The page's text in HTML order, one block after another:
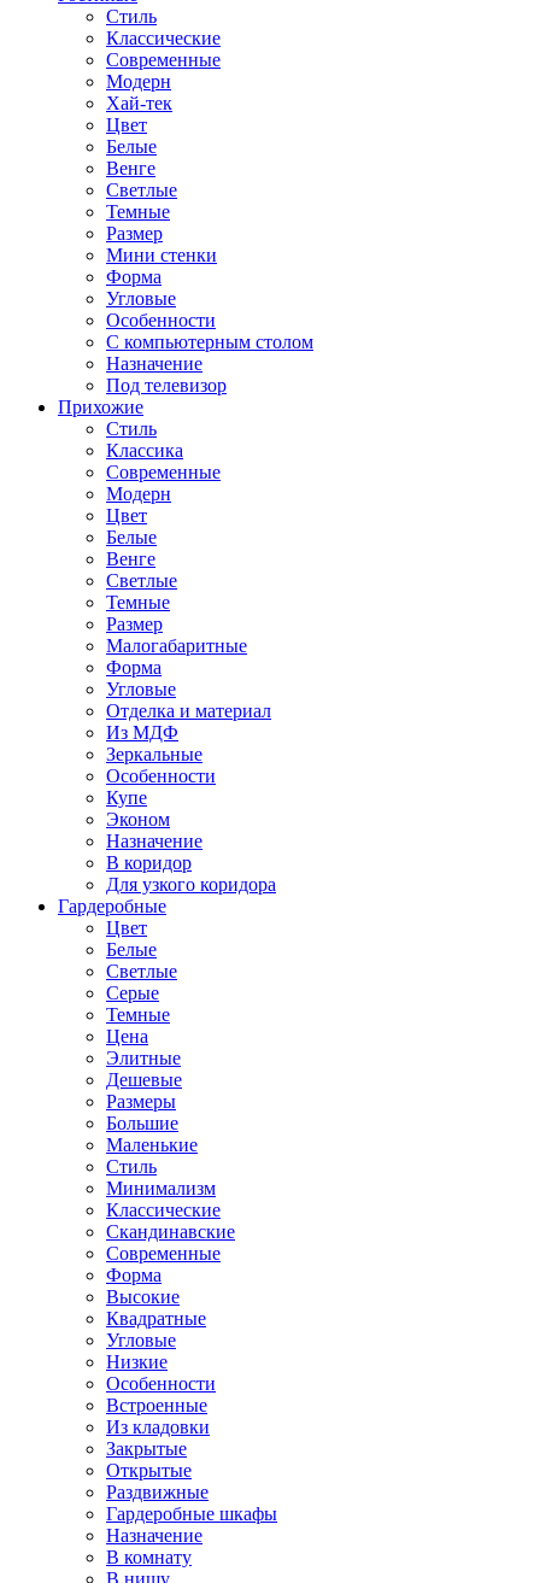
Стиль
Классические
Современные
Модерн
Хай-тек
Цвет
Белые
Венге
Светлые
Темные
Размер
Мини стенки
Форма
Угловые
Особенности
С компьютерным столом
Назначение
Под телевизор
Прихожие
Стиль
Классика
Современные
Модерн
Цвет
Белые
Венге
Светлые
Темные
Размер
Малогабаритные
Форма
Угловые
Отделка и материал
Из МДФ
Зеркальные
Особенности
Купе
Эконом
Назначение
В коридор
Для узкого коридора
Гардеробные
Цвет
Белые
Светлые
Серые
Темные
Цена
Элитные
Дешевые
Размеры
Большие
Маленькие
Стиль
Минимализм
Классические
Скандинавские
Современные
Форма
Высокие
Квадратные
Угловые
Низкие
Особенности
Встроенные
Из кладовки
Закрытые
Открытые
Раздвижные
Гардеробные шкафы
Назначение
В комнату
В нишу